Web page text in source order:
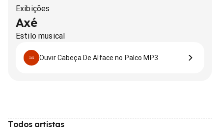
Exibições
Axé
Estilo musical
Ouvir Cabeça De Alface no Palco MP3
Todos artistas